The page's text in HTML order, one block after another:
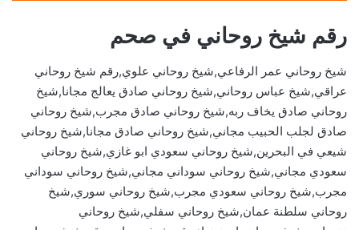
رقم شيخ روحاني في صحم
شيخ روحاني عمر الرفاعي,شيخ روحاني علوي,رقم شيخ روحاني
عراقي,شيخ عباس روحاني,شيخ روحاني صادق يعالج مجانا,شيخ
روحاني صادق يخاف ربه,شيخ روحاني صادق مجرب,شيخ روحاني
صادق لجلب الحبيب مجاني,شيخ روحاني صادق مجانا,شيخ روحاني
شيعي في البحرين,شيخ روحاني سعودي ابو غازي,شيخ روحاني
سعودي مجاني,شيخ روحاني سوداني مجاني,شيخ روحاني سوداني
مجرب,شيخ روحاني سعودي مجرب,شيخ روحاني سوري,شيخ
روحاني سلطنة عمان,شيخ روحاني سفلي,شيخ روحاني